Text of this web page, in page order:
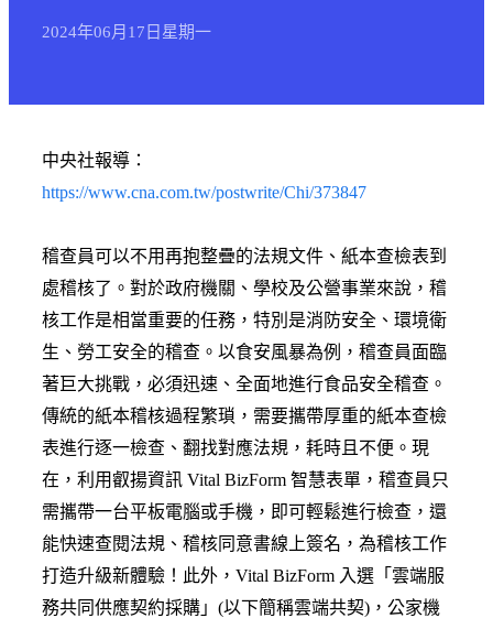
2024年06月 17日 星期一
中央社報導：
https://www.cna.com.tw/postwrite/Chi/373847
稽查員可以不用再抱整疊的法規文件、紙本查檢表到
處稽核了。對於政府機關、學校及公營事業來說，稽
核工作是相當重要的任務，特別是消防安全、環境衛
生、勞工安全的稽查。以食安風暴為例，稽查員面臨
著巨大挑戰，必須迅速、全面地進行食品安全稽查。
傳統的紙本稽核過程繁瑣，需要攜帶厚重的紙本查檢
表進行逐一檢查、翻找對應法規，耗時且不便。現
在，利用叡揚資訊 Vital BizForm 智慧表單，稽查員只
需攜帶一台平板電腦或手機，即可輕鬆進行檢查，還
能快速查閱法規、稽核同意書線上簽名，為稽核工作
打造升級新體驗！此外，Vital BizForm 入選「雲端服
務共同供應契約採購」(以下簡稱雲端共契)，公家機